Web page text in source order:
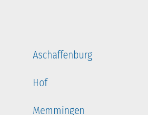
Aschaffenburg
Hof
Memmingen